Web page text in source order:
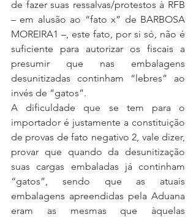
de fazer suas ressalvas/protestos à RFB
– em alusão ao “fato x” de BARBOSA
MOREIRA1 –, este fato, por si só, não é
suficiente para autorizar os fiscais a
presumir que nas embalagens
desunitizadas continham “lebres” ao
invés de “gatos”.
A dificuldade que se tem para o
importador é justamente a constituição
de provas de fato negativo 2, vale dizer,
provar que quando da desunitização
suas cargas embaladas já continham
“gatos”, sendo que as atuais
embalagens apreendidas pela Aduana
eram as mesmas que àquelas